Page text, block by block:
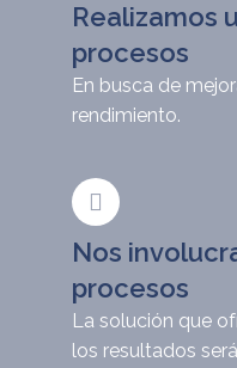
Realizamos
procesos
En busca de
rendimiento.
Nos
procesos
La solución que
los resultados